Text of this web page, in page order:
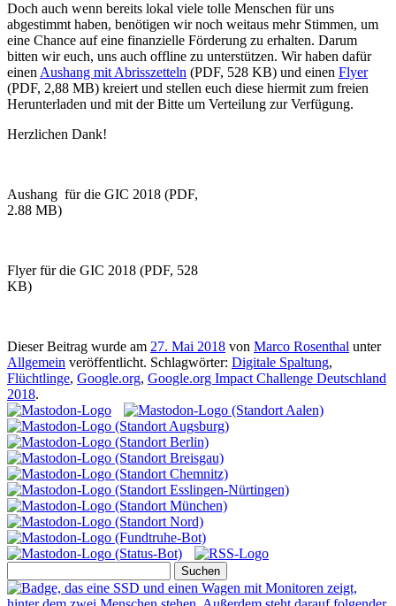
Doch auch wenn bereits lokal viele tolle Menschen für uns
abgestimmt haben, benötigen wir noch weitaus mehr Stimmen, um
eine Chance auf eine finanzielle Förderung zu erhalten. Darum
bitten wir euch, uns auch offline zu unterstützen. Wir haben dafür
einen Aushang mit Abrisszetteln (PDF, 528 KB) und einen Flyer
(PDF, 2,88 MB) kreiert und stellen euch diese hiermit zum freien
Herunterladen und mit der Bitte um Verteilung zur Verfügung.
Herzlichen Dank!
Aushang für die GIC 2018 (PDF,
2.88 MB)
Flyer für die GIC 2018 (PDF, 528
KB)
Dieser Beitrag wurde am 27. Mai 2018 von Marco Rosenthal unter
Allgemein veröffentlicht. Schlagwörter: Digitale Spaltung,
Flüchtlinge, Google.org, Google.org Impact Challenge Deutschland
2018.
nach: